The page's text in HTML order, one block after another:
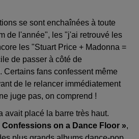
se sont enchaînées à toute
de l'année", les "j'ai retrouvé les
les "Stuart Price + Madonna =
de passer à côté de
Certains fans confessent même
de le relancer immédiatement
juge pas, on comprend !
avait placé la barre très haut.
Confessions on a Dance Floor »,